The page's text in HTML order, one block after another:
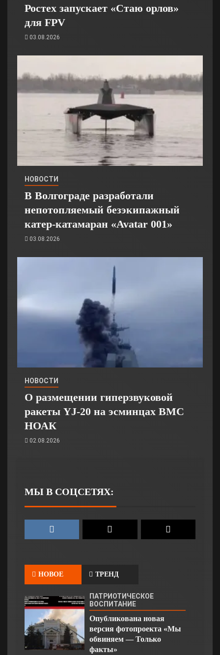
Ростех запускает «Стаю орлов»
для FPV
03.08.2026
НОВОСТИ
В Волгограде разработали
непотопляемый безэкипажный
катер-катамаран «Avatar 001»
03.08.2026
НОВОСТИ
О размещении гиперзвуковой
ракеты YJ-20 на эсминцах ВМС
НОАК
02.08.2026
МЫ В СОЦСЕТЯХ:
НОВОЕ ТРЕНД
ПАТРИОТИЧЕСКОЕ
ВОСПИТАНИЕ
Опубликована новая
версия фотопроекта «Мы
обвиняем — Только
факты»